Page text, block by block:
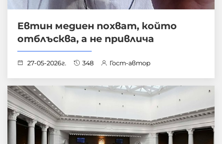
Евтин медиен похват, който
отблъсква, а не привлича
27-05-2026г. 348 Гост-автор